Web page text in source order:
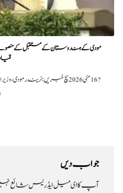
مودی کے ہندوستان کے مستقبل کے
?️ 16 مئی 2026 سچ خبریں:
جواب دیں
آپ کا ای میل ایڈریس شائع